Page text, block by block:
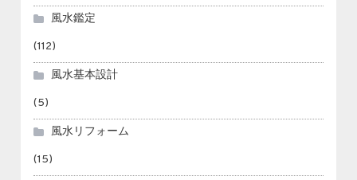
風水鑑定
(112)
風水基本設計
(5)
風水リフォーム
(15)